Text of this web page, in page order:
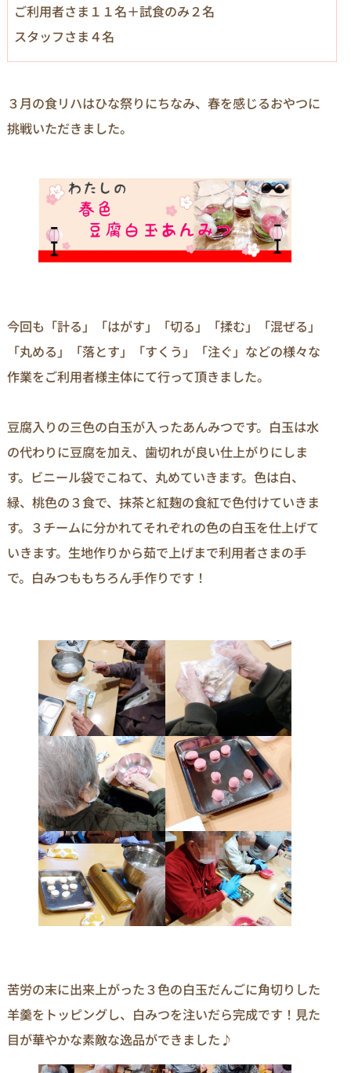
ご利用者さま１１名＋試食のみ２名
スタッフさま４名
３月の食リハはひな祭りにちなみ、春を感じるおやつに
挑戦いただきました。
今回も「計る」「はがす」「切る」「揉む」「混ぜる」
「丸める」「落とす」「すくう」「注ぐ」などの様々な
作業をご利用者様主体にて行って頂きました。
豆腐入りの三色の白玉が入ったあんみつです。白玉は水
の代わりに豆腐を加え、歯切れが良い仕上がりにしま
す。ビニール袋でこねて、丸めていきます。色は白、
緑、桃色の３食で、抹茶と紅麹の食紅で色付けていきま
す。３チームに分かれてそれぞれの色の白玉を仕上げて
いきます。生地作りから茹で上げまで利用者さまの手
で。白みつももちろん手作りです！
苦労の末に出来上がった３色の白玉だんごに角切りした
羊羹をトッピングし、白みつを注いだら完成です！見た
目が華やかな素敵な逸品ができました♪